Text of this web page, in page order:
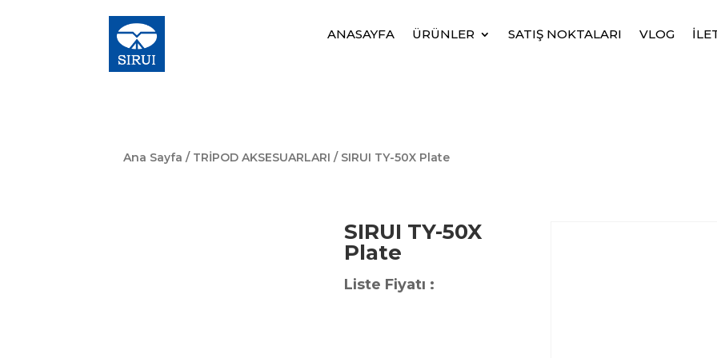
ANASAYFA ÜRÜNLER SATIŞ NOKTALARI VLOG
Ana Sayfa / TRİPOD AKSESUARLARI / SIRUI TY-50X Plate
SIRUI TY-50X
Plate
Liste Fiyatı :